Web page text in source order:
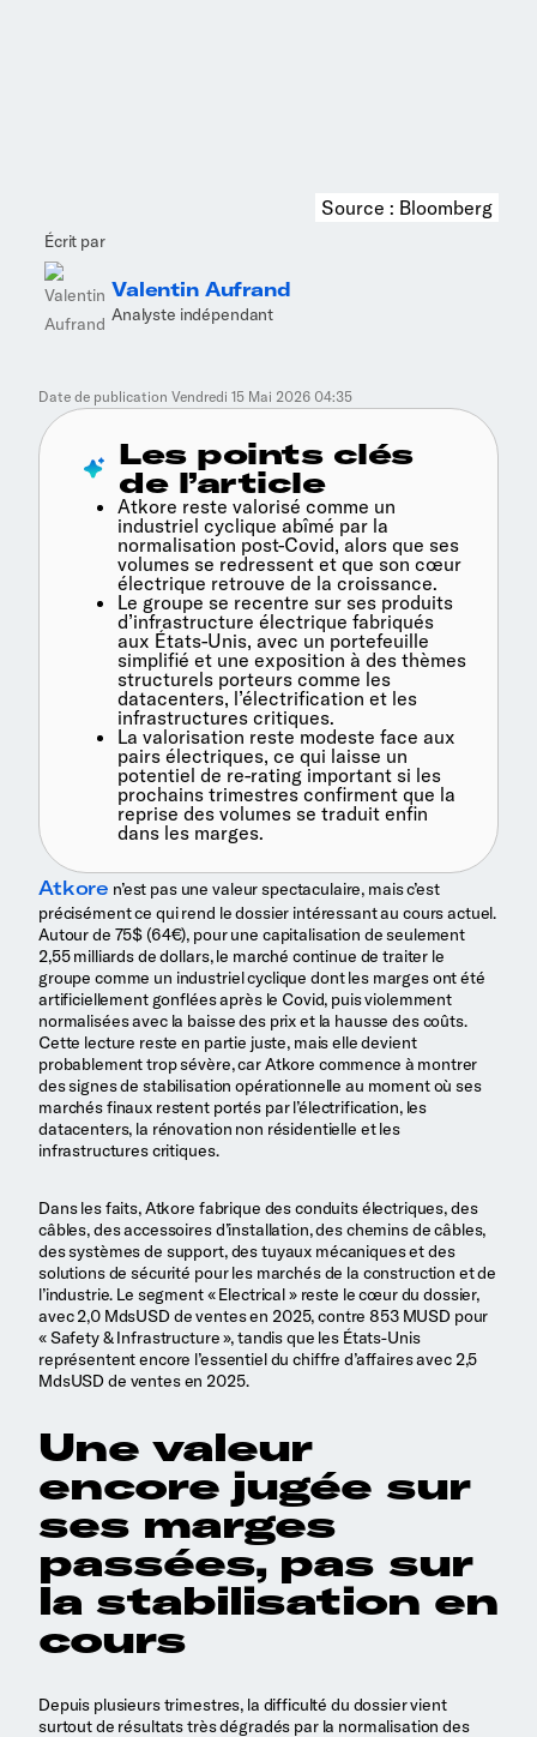
Source : Bloomberg
Écrit par
Valentin Aufrand
Analyste indépendant
Date de publication Vendredi 15 Mai 2026 04:35
Les points clés
de l’article
Atkore reste valorisé comme un
industriel cyclique abîmé par la
normalisation post-Covid, alors que ses
volumes se redressent et que son cœur
électrique retrouve de la croissance.
Le groupe se recentre sur ses produits
d’infrastructure électrique fabriqués
aux États-Unis, avec un portefeuille
simplifié et une exposition à des thèmes
structurels porteurs comme les
datacenters, l’électrification et les
infrastructures critiques.
La valorisation reste modeste face aux
pairs électriques, ce qui laisse un
potentiel de re-rating important si les
prochains trimestres confirment que la
reprise des volumes se traduit enfin
dans les marges.
Atkore n’est pas une valeur spectaculaire, mais c’est
précisément ce qui rend le dossier intéressant au cours actuel.
Autour de 75$ (64€), pour une capitalisation de seulement
2,55 milliards de dollars, le marché continue de traiter le
groupe comme un industriel cyclique dont les marges ont été
artificiellement gonflées après le Covid, puis violemment
normalisées avec la baisse des prix et la hausse des coûts.
Cette lecture reste en partie juste, mais elle devient
probablement trop sévère, car Atkore commence à montrer
des signes de stabilisation opérationnelle au moment où ses
marchés finaux restent portés par l’électrification, les
datacenters, la rénovation non résidentielle et les
infrastructures critiques.
Dans les faits, Atkore fabrique des conduits électriques, des
câbles, des accessoires d’installation, des chemins de câbles,
des systèmes de support, des tuyaux mécaniques et des
solutions de sécurité pour les marchés de la construction et de
l’industrie. Le segment « Electrical » reste le cœur du dossier,
avec 2,0 MdsUSD de ventes en 2025, contre 853 MUSD pour
« Safety & Infrastructure », tandis que les États-Unis
représentent encore l’essentiel du chiffre d’affaires avec 2,5
MdsUSD de ventes en 2025.
Une valeur
encore jugée sur
ses marges
passées, pas sur
la stabilisation en
cours
Depuis plusieurs trimestres, la difficulté du dossier vient
surtout de résultats très dégradés par la normalisation des